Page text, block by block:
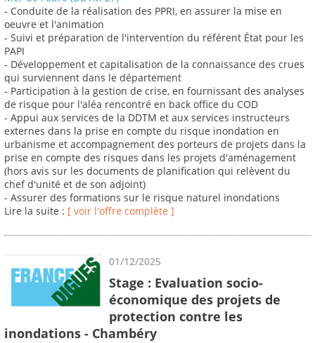
- Conduite de la réalisation des PPRI, en assurer la mise en
oeuvre et l'animation
- Suivi et préparation de l'intervention du référent État pour les
PAPI
- Développement et capitalisation de la connaissance des crues
qui surviennent dans le département
- Participation à la gestion de crise, en fournissant des analyses
de risque pour l'aléa rencontré en back office du COD
- Appui aux services de la DDTM et aux services instructeurs
externes dans la prise en compte du risque inondation en
urbanisme et accompagnement des porteurs de projets dans la
prise en compte des risques dans les projets d'aménagement
(hors avis sur les documents de planification qui relèvent du
chef d'unité et de son adjoint)
- Assurer des formations sur le risque naturel inondations
Lire la suite : [ voir l'offre complète ]
01/12/2025
Stage : Evaluation socio-
économique des projets de
protection contre les
inondations - Chambéry